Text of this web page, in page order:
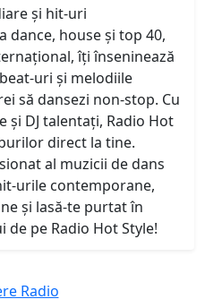
și hit-uri
dance, house și top 40,
îți înseninează
uri și melodiile
să dansezi non-stop. Cu
și DJ talentați, Radio Hot
direct la tine.
al muzicii de dans
urile contemporane,
și lasă-te purtat în
pe Radio Hot Style!